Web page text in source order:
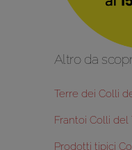
Altro da
Terre dei Colli
Frantoi Colli del
Prodotti tipici